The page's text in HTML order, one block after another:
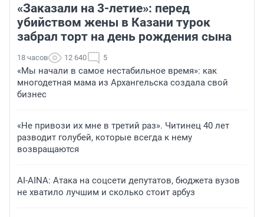
«Заказали на 3-летие»: перед
убийством жены в Казани турок
забрал торт на день рождения сына
18 часов 12 640 5
«Мы начали в самое нестабильное время»: как
многодетная мама из Архангельска создала свой
бизнес
«Не привози их мне в третий раз». Читинец 40 лет
разводит голубей, которые всегда к нему
возвращаются
AI-AINA: Атака на соцсети депутатов, бюджета вузов
не хватило лучшим и сколько стоит арбуз